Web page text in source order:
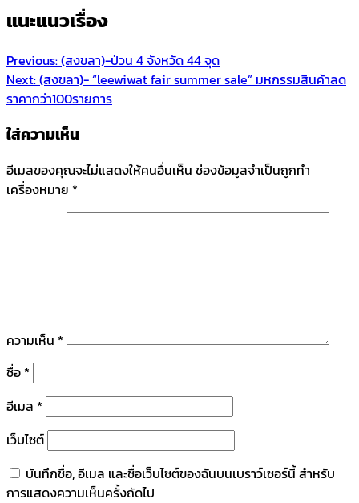
แนะแนวเรื่อง
Previous:(สงขลา)-ป่วน 4 จังหวัด 44 จุด
Next:(สงขลา)- “leewiwat fair summer sale” มหกรรมสินค้าลด
ราคากว่า100รายการ
ใส่ความเห็น
อีเมลของคุณจะไม่แสดงให้คนอื่นเห็น ช่องข้อมูลจำเป็นถูกทำ
เครื่องหมาย *
ความเห็น *
ชื่อ *
อีเมล *
เว็บไซต์
บันทึกชื่อ, อีเมล และชื่อเว็บไซต์ของฉันบนเบราว์เซอร์นี้ สำหรับ
การแสดงความเห็นครั้งถัดไป